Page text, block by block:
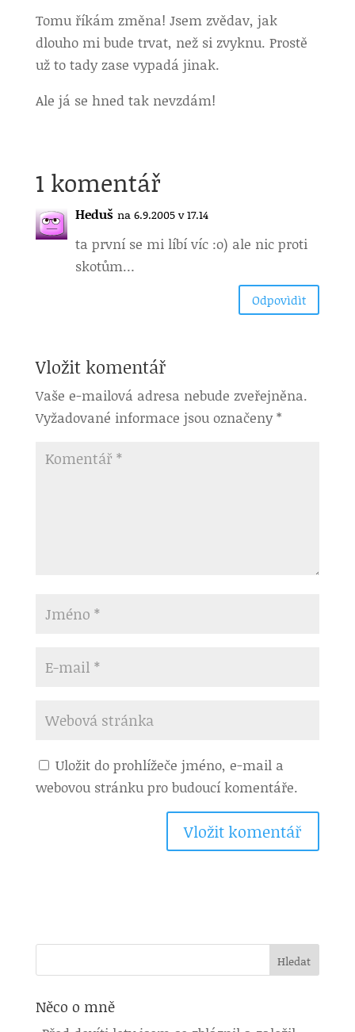
Tomu říkám změna! Jsem zvědav, jak
dlouho mi bude trvat, než si zvyknu. Prostě
už to tady zase vypadá jinak.
Ale já se hned tak nevzdám!
1 komentář
Heduš na 6.9.2005 v 17.14
ta první se mi líbí víc :o) ale nic proti
skotům…
Odpovìdìt
Vložit komentář
Vaše e-mailová adresa nebude zveřejněna.
Vyžadované informace jsou označeny*
Uložit do prohlížeče jméno, e-mail a
webovou stránku pro budoucí komentáře.
Něco o mně